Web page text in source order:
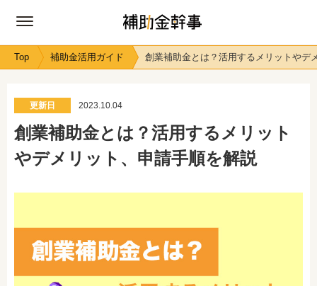
Top 補助金活用ガイド 創業補助金とは？活用するメリットやデ
更新日 2023.10.04
創業補助金とは？活用するメリット
やデメリット、申請手順を解説